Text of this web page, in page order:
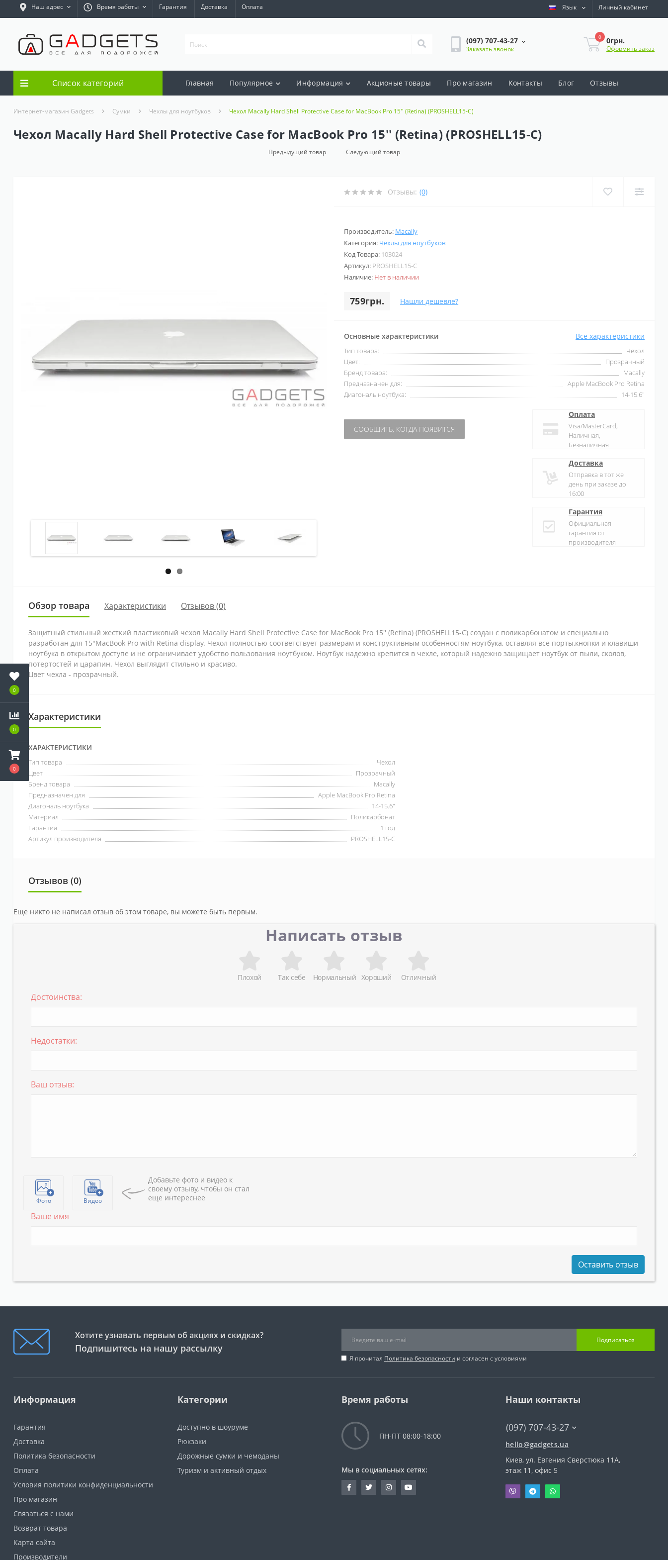
0
0
0
Наш адрес Время работы Гарантия Доставка Оплата Язык Личный кабинет
(097) 707-43-27
Заказать звонок
0 0грн.
Оформить заказ
Список категорий Главная Популярное Информация Акционые товары Про магазин Контакты Блог Отзывы
Интернет-магазин Gadgets Сумки Чехлы для ноутбуков Чехол Macally Hard Shell Protective Case for MacBook Pro 15'' (Retina) (PROSHELL15-C)
Чехол Macally Hard Shell Protective Case for MacBook Pro 15'' (Retina) (PROSHELL15-C)
Предыдущий товар Следующий товар
Отзывы: (0)
Производитель: Macally
Категория: Чехлы для ноутбуков
Код Товара: 103024
Артикул: PROSHELL15-C
Наличие: Нет в наличии
759грн. Нашли дешевле?
Основные характеристики Все характеристики
Тип товара:
Чехол
Цвет:
Прозрачный
Бренд товара:
Macally
Предназначен для:
Apple MacBook Pro Retina
Диагональ ноутбука:
14-15.6"
СООБЩИТЬ, КОГДА ПОЯВИТСЯ
Оплата
Visa/MasterCard,
Наличная,
Безналичная
Доставка
Отправка в тот же
день при заказе до
16:00
Гарантия
Официальная
гарантия от
производителя
Обзор товара Характеристики Отзывов (0)
Защитный стильный жесткий пластиковый чехол Macally Hard Shell Protective Case for MacBook Pro 15'' (Retina) (PROSHELL15-C) создан с поликарбонатом и специально
разработан для 15"MacBook Pro with Retina display. Чехол полностью соответствует размерам и конструктивным особенностям ноутбука, оставляя все порты,кнопки и клавиши
ноутбука в открытом доступе и не ограничивает удобство пользования ноутбуком. Ноутбук надежно крепится в чехле, который надежно защищает ноутбук от пыли, сколов,
потертостей и царапин. Чехол выглядит стильно и красиво.
Цвет чехла - прозрачный.
Характеристики
ХАРАКТЕРИСТИКИ
Тип товара
Чехол
Цвет
Прозрачный
Бренд товара
Macally
Предназначен для
Apple MacBook Pro Retina
Диагональ ноутбука
14-15.6"
Материал
Поликарбонат
Гарантия
1 год
Артикул производителя
PROSHELL15-C
Отзывов (0)
Еще никто не написал отзыв об этом товаре, вы можете быть первым.
Написать отзыв
Плохой Так себе Нормальный Хороший Отличный
Достоинства:
Недостатки:
Ваш отзыв:
Фото Видео
Добавьте фото и видео к
своему отзыву, чтобы он стал
еще интереснее
Ваше имя
Оставить отзыв
Хотите узнавать первым об акциях и скидках?
Подпишитесь на нашу рассылку
Подписаться
Я прочитал Политика безопасности и согласен с условиями
Информация
Гарантия
Доставка
Политика безопасности
Оплата
Условия политики конфиденциальности
Про магазин
Связаться с нами
Возврат товара
Карта сайта
Производители
Категории
Доступно в шоуруме
Рюкзаки
Дорожные сумки и чемоданы
Туризм и активный отдых
Время работы
ПН-ПТ 08:00-18:00
Мы в социальных сетях:
Наши контакты
(097) 707-43-27
hello@gadgets.ua
Киев, ул. Евгения Сверстюка 11А,
этаж 11, офис 5